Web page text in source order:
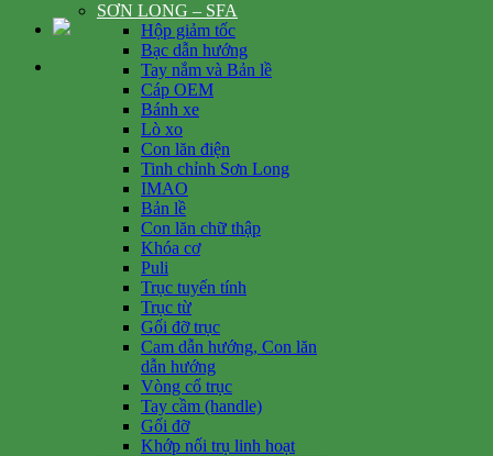
SƠN LONG – SFA
Hộp giảm tốc
Bạc dẫn hướng
Tay nắm và Bản lề
Cáp OEM
Bánh xe
Lò xo
Con lăn điện
Tinh chỉnh Sơn Long
IMAO
Bản lề
Con lăn chữ thập
Khóa cơ
Puli
Trục tuyến tính
Trục từ
Gối đỡ trục
Cam dẫn hướng, Con lăn
dẫn hướng
Vòng cổ trục
Tay cầm (handle)
Gối đỡ
Khớp nối trụ linh hoạt